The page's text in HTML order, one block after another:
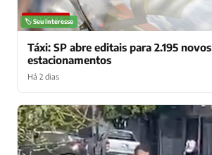
NOTÍCIAS
🏷️ Seu interesse
Táxi: SP abre editais para 2.195 novos
estacionamentos
Há 2 dias